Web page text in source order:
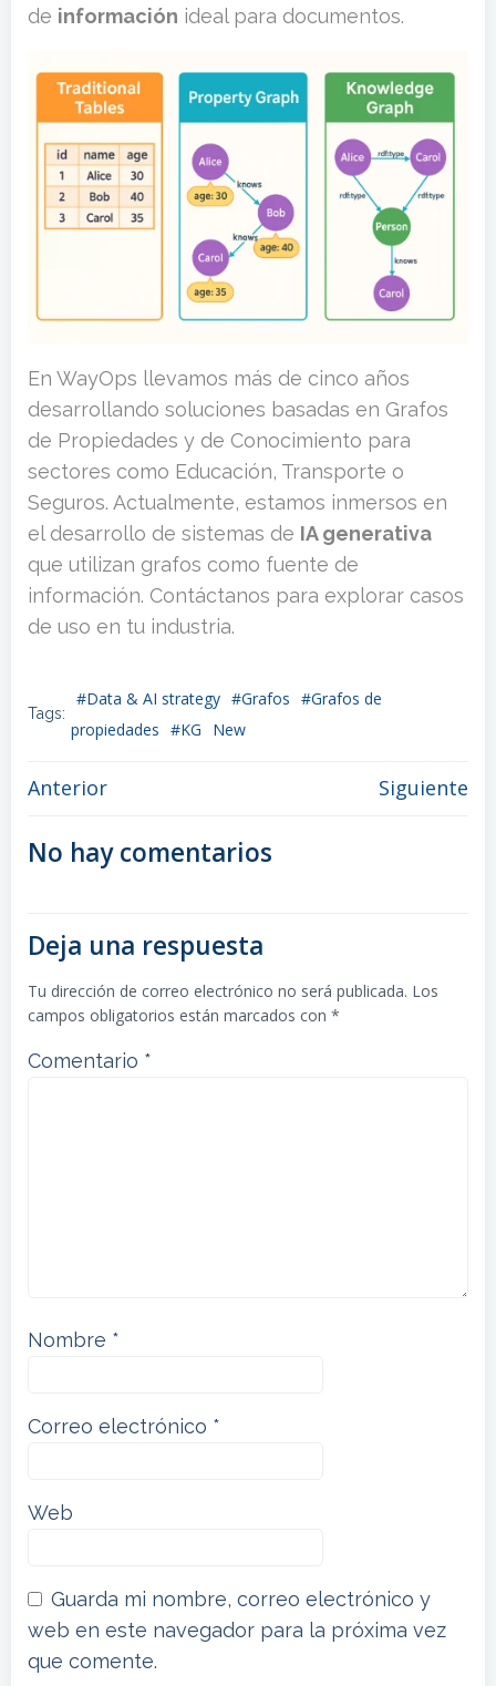
de información ideal para documentos.
En WayOps llevamos más de cinco años
desarrollando soluciones basadas en Grafos
de Propiedades y de Conocimiento para
sectores como Educación, Transporte o
Seguros. Actualmente, estamos inmersos en
el desarrollo de sistemas de IA generativa
que utilizan grafos como fuente de
información. Contáctanos para explorar casos
de uso en tu industria.
Tags:
#Data & AI strategy #Grafos #Grafos de
propiedades #KG New
Post
navigation
Anterior
navigation
Siguiente
No hay comentarios
Deja una respuesta
Tu dirección de correo electrónico no será publicada. Los
campos obligatorios están marcados con *
Comentario *
Nombre *
Correo electrónico *
Web
Guarda mi nombre, correo electrónico y
web en este navegador para la próxima vez
que comente.